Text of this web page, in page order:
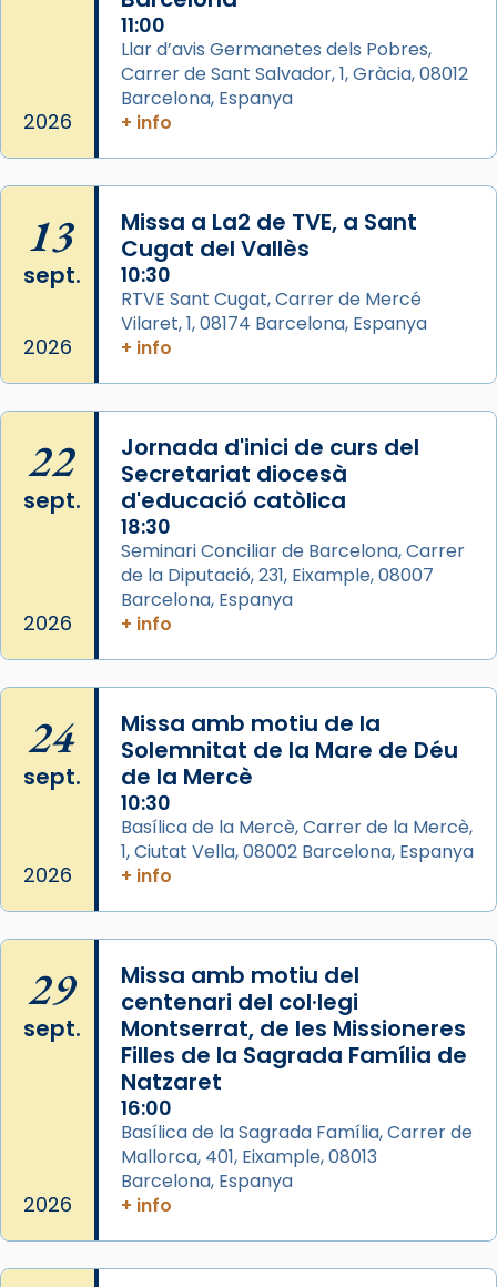
comitè organitzador de la visita apostòlica
del Sant Pare Lleó XIV a Barcelona, i als
col·laboradors, a la Catedral de Barcelona.
L’arquebisbe de Barcelona, el cardenal Joan
Josep Omella, ha presidit la missa i l’ha
concelebrat el bisbe auxiliar de Barcelona,
Mons. David Abadías.
📸 Dr. G. Simón
View on Facebook · Share
Arquebisbat de Barcelona
Memòria de les santes Juliana i
Semproniana, verges i màrtirs.
Acompanyant la història de sant Cugat, a
partir de l’Edat Mitjana sorgeix la tradició
que les santes Juliana (“relatiu a Júlia”) i
Semproniana (“relatiu a Semprònia =
eterna”) són deixebles seves. I l’any 1667, el
frare Joan Gaspar Roig, afirma en una obra
Foto
View on Facebook · Share
2026
11:00
Llar d’avis Germanetes dels Pobres,
Carrer de Sant Salvador, 1, Gràcia, 08012
Barcelona, Espanya
+ info
13
sept.
2026
Missa a La2 de TVE, a Sant
Cugat del Vallès
10:30
RTVE Sant Cugat, Carrer de Mercé
Vilaret, 1, 08174 Barcelona, Espanya
+ info
22
sept.
2026
Jornada d'inici de curs del
Secretariat diocesà
d'educació catòlica
18:30
Seminari Conciliar de Barcelona, Carrer
de la Diputació, 231, Eixample, 08007
Barcelona, Espanya
+ info
24
sept.
2026
Missa amb motiu de la
Solemnitat de la Mare de Déu
de la Mercè
10:30
Basílica de la Mercè, Carrer de la Mercè,
1, Ciutat Vella, 08002 Barcelona, Espanya
+ info
29
sept.
2026
Missa amb motiu del
centenari del col·legi
Montserrat, de les Missioneres
Filles de la Sagrada Família de
Natzaret
16:00
Basílica de la Sagrada Família, Carrer de
Mallorca, 401, Eixample, 08013
Barcelona, Espanya
+ info